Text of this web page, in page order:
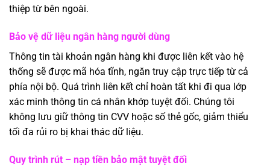
thiệp từ bên ngoài.
Bảo vệ dữ liệu ngân hàng người dùng
Thông tin tài khoản ngân hàng khi được liên kết vào hệ
thống sẽ được mã hóa tĩnh, ngăn truy cập trực tiếp từ cả
phía nội bộ. Quá trình liên kết chỉ hoàn tất khi đi qua lớp
xác minh thông tin cá nhân khớp tuyệt đối. Chúng tôi
không lưu giữ thông tin CVV hoặc số thẻ gốc, giảm thiểu
tối đa rủi ro bị khai thác dữ liệu.
Quy trình rút – nạp tiền bảo mật tuyệt đối